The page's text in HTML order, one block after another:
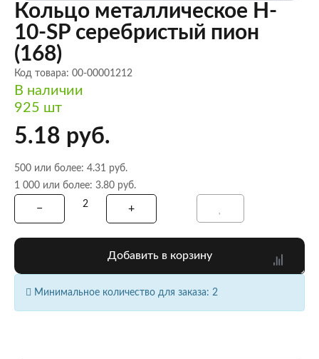
Кольцо металлическое H-
10-SP серебристый пион
(168)
Код товара: 00-00001212
В наличии
925 шт
5.18 руб.
500 или более: 4.31 руб.
1 000 или более: 3.80 руб.
Добавить в корзину
Минимальное количество для заказа: 2